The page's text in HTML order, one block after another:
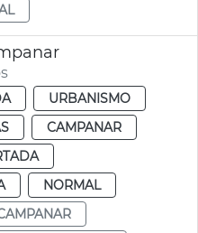
URBANISMO
CAMPANAR
NORMAL